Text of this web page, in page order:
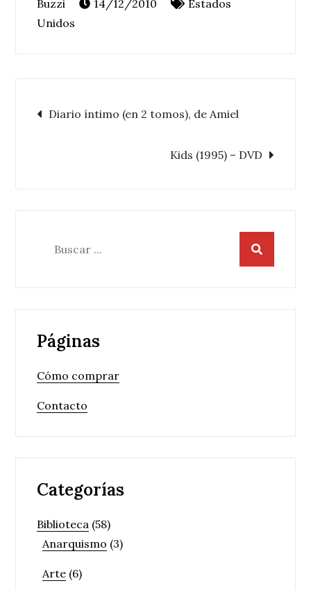
14/12/2010
Estados
Unidos
Navegación
Diario íntimo (en 2 tomos), de Amiel
Kids (1995) – DVD
Páginas
Cómo comprar
Contacto
Categorías
Biblioteca (58)
Anarquismo (3)
Arte (6)